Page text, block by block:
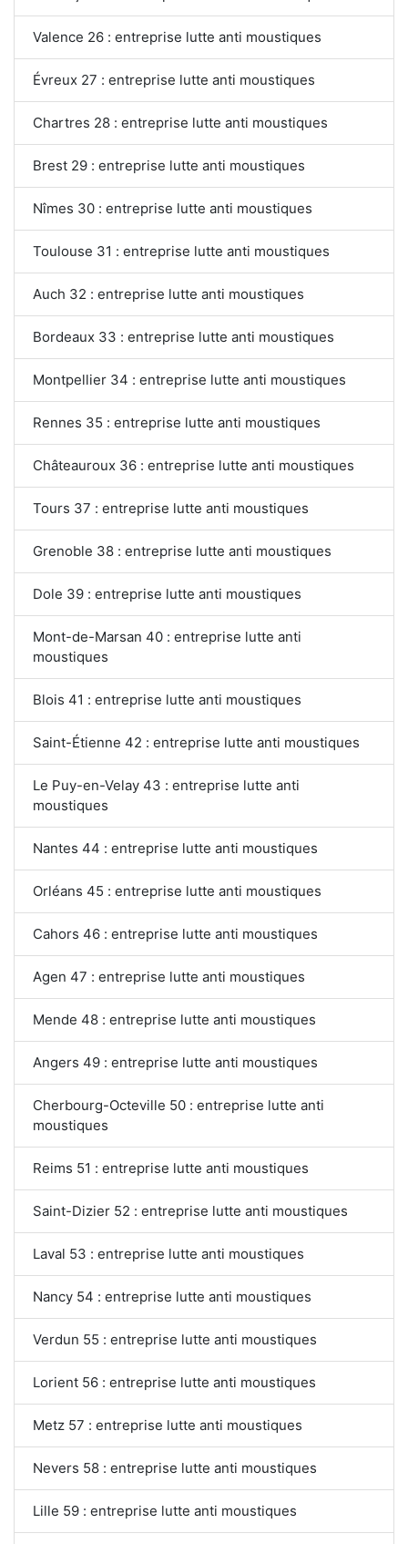
Valence 26 : entreprise lutte anti moustiques
Évreux 27 : entreprise lutte anti moustiques
Chartres 28 : entreprise lutte anti moustiques
Brest 29 : entreprise lutte anti moustiques
Nîmes 30 : entreprise lutte anti moustiques
Toulouse 31 : entreprise lutte anti moustiques
Auch 32 : entreprise lutte anti moustiques
Bordeaux 33 : entreprise lutte anti moustiques
Montpellier 34 : entreprise lutte anti moustiques
Rennes 35 : entreprise lutte anti moustiques
Châteauroux 36 : entreprise lutte anti moustiques
Tours 37 : entreprise lutte anti moustiques
Grenoble 38 : entreprise lutte anti moustiques
Dole 39 : entreprise lutte anti moustiques
Mont-de-Marsan 40 : entreprise lutte anti
moustiques
Blois 41 : entreprise lutte anti moustiques
Saint-Étienne 42 : entreprise lutte anti moustiques
Le Puy-en-Velay 43 : entreprise lutte anti
moustiques
Nantes 44 : entreprise lutte anti moustiques
Orléans 45 : entreprise lutte anti moustiques
Cahors 46 : entreprise lutte anti moustiques
Agen 47 : entreprise lutte anti moustiques
Mende 48 : entreprise lutte anti moustiques
Angers 49 : entreprise lutte anti moustiques
Cherbourg-Octeville 50 : entreprise lutte anti
moustiques
Reims 51 : entreprise lutte anti moustiques
Saint-Dizier 52 : entreprise lutte anti moustiques
Laval 53 : entreprise lutte anti moustiques
Nancy 54 : entreprise lutte anti moustiques
Verdun 55 : entreprise lutte anti moustiques
Lorient 56 : entreprise lutte anti moustiques
Metz 57 : entreprise lutte anti moustiques
Nevers 58 : entreprise lutte anti moustiques
Lille 59 : entreprise lutte anti moustiques